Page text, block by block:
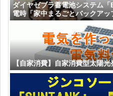
ダイヤゼブラ蓄電池システ
電時「家中まるごとバックアッ
【自家消費】自家消費型太陽光